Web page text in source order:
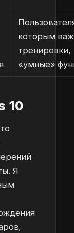
которым
«умные»
10
Я